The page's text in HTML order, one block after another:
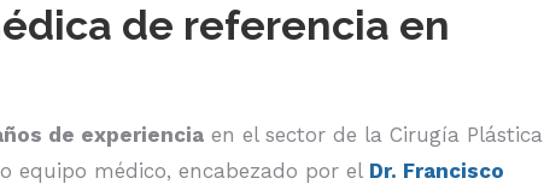
de referencia en
de experiencia en el sector de la Cirugía Plástica
equipo médico, encabezado por el Dr. Francisco